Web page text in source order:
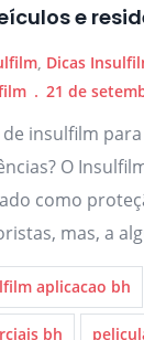
e
, Dicas
21 de
insulfilm
O
como
mas, a
aplicacao bh
bh